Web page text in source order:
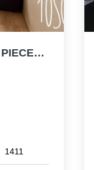
APPARTEMENT VILLEJUIF - 3 PIECES - BALCON - PARKING - CAVE
1411